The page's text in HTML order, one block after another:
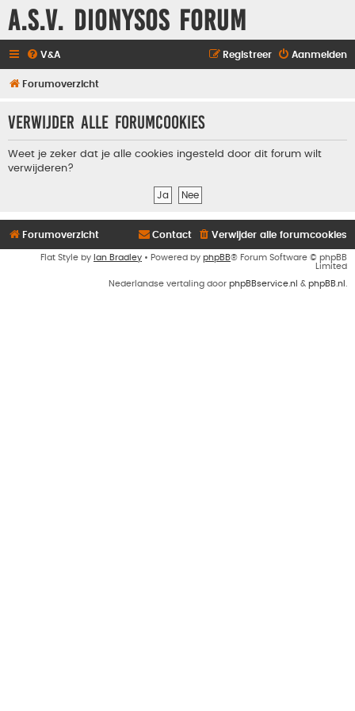
A.S.V. Dionysos Forum
V&A Aanmelden
Registreer
Forumoverzicht
Verwijder alle forumcookies
Weet je zeker dat je alle cookies ingesteld door dit forum wilt
verwijderen?
Forumoverzicht Verwijder alle forumcookies
Contact
Flat Style by Ian Bradley • Powered by phpBB® Forum Software © phpBB
Limited
Nederlandse vertaling door phpBBservice.nl & phpBB.nl